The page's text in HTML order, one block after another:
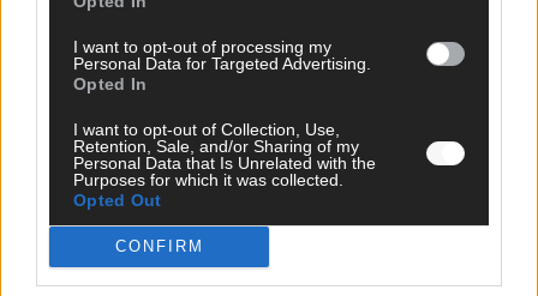
I want to opt-out of processing my
Personal Data for Targeted Advertising.
Opted In
I want to opt-out of Collection, Use,
Retention, Sale, and/or Sharing of my
Personal Data that Is Unrelated with the
Purposes for which it was collected.
Opted Out
CONFIRM
Money Matters
Tipps & Tricks
Specials
Meinung
Streams & Storys
Eurovision
FLASH – DAS VIDEOPORTAL